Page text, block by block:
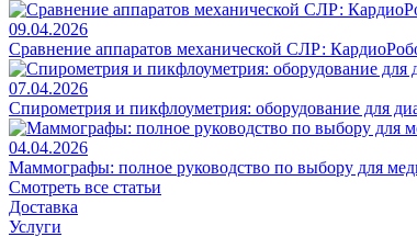
09.04.2026
Сравнение аппаратов механической СЛР:
07.04.2026
Спирометрия и пикфлоуметрия: оборудование для
04.04.2026
Маммографы: полное руководство по выбору для
Смотреть все статьи
Доставка
Услуги